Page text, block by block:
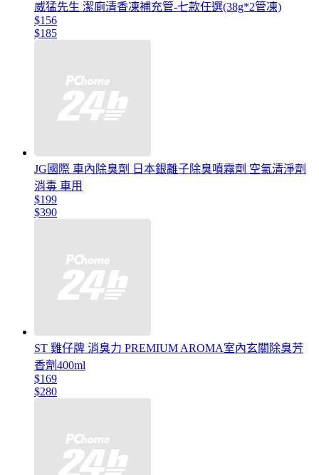
威猛先生 潔廁清香凍補充管-七款任選(38g*2管凍)
$156
$185
JG國際 車內除臭劑 日本銀離子除臭噴霧劑 空氣清淨劑
消毒 車用
$199
$390
ST 雞仔牌 消臭力 PREMIUM AROMA室內玄關除臭芳
香劑400ml
$169
$280